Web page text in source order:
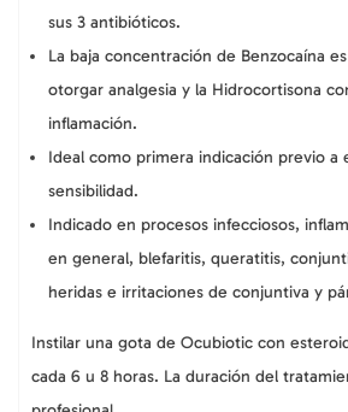
sus 3 antibióticos.
La baja concentración de Benzocaína
otorgar analgesia y la Hidrocortisona
inflamación.
Ideal como primera indicación previo a
sensibilidad.
Indicado en procesos infecciosos,
en general, blefaritis, queratitis,
heridas e irritaciones de conjuntiva y
Instilar una gota de Ocubiotic con
cada 6 u 8 horas. La duración del